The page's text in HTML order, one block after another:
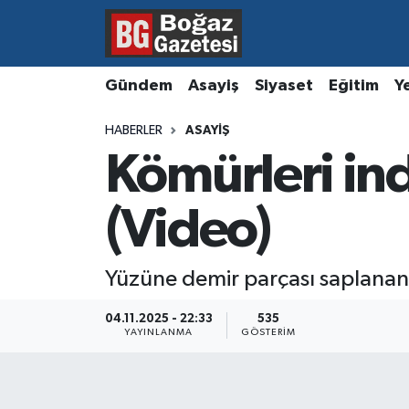
Gündem Asayiş Siyaset Eğitim
HABERLER ASAYIŞ
Kömürleri
(Video)
Yüzüne demir parçası
04.11.2025 - 22:33
YAYINLANMA
535
GÖSTERIM
Asayiş
Gündem
Kültür ve Sanat
Hava Durumu
Süper Lig Puan Durumu ve Fikstür
Tüm Manşetler
Son Dakika Haberleri